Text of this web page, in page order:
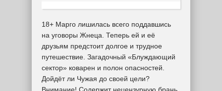
18+ Марго лишилась всего поддавшись
на уговоры Жнеца. Теперь ей и её
друзьям предстоит долгое и трудное
путешествие. Загадочный «Блуждающий
сектор» коварен и полон опасностей.
Дойдёт ли Чужая до своей цели?
Внимание! Содержит нецензурную брань.